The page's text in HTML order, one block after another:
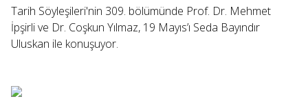
Tarih Söyleşileri'nin 309. bölümünde Prof. Dr. Mehmet
İpşirli ve Dr. Coşkun Yılmaz, 19 Mayıs’ı Seda Bayındır
Uluskan ile konuşuyor.